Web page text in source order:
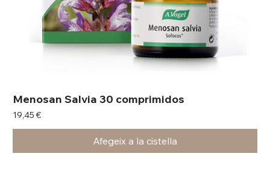
Menosan Salvia 30 comprimidos
Preu
19,45 €
Afegeix a la cistella